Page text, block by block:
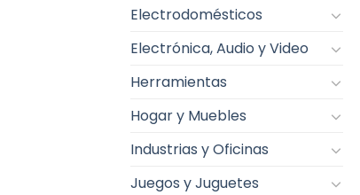
Electrodomésticos
Electrónica, Audio y Video
Herramientas
Hogar y Muebles
Industrias y Oficinas
Juegos y Juguetes